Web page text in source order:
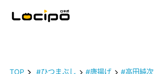
TOP #ひつまぶし #唐揚げ #高田純次